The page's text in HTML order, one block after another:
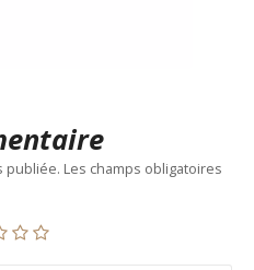
publiée. Les champs obligatoires